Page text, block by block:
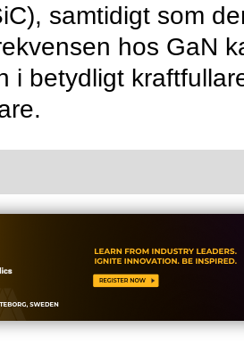
samtidigt som
hos GaN
i betydligt